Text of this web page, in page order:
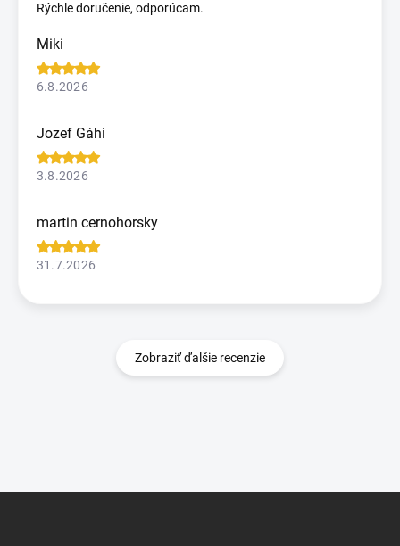
Rýchle doručenie, odporúcam.
Miki
6.8.2026
Jozef Gáhi
3.8.2026
martin cernohorsky
31.7.2026
Zobraziť ďalšie recenzie